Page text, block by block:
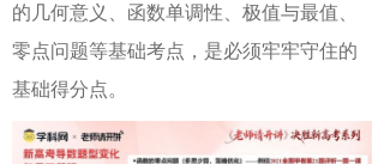
的几何意义、函数单调性、极值与最值、
零点问题等基础考点，是必须牢牢守住的
基础得分点。